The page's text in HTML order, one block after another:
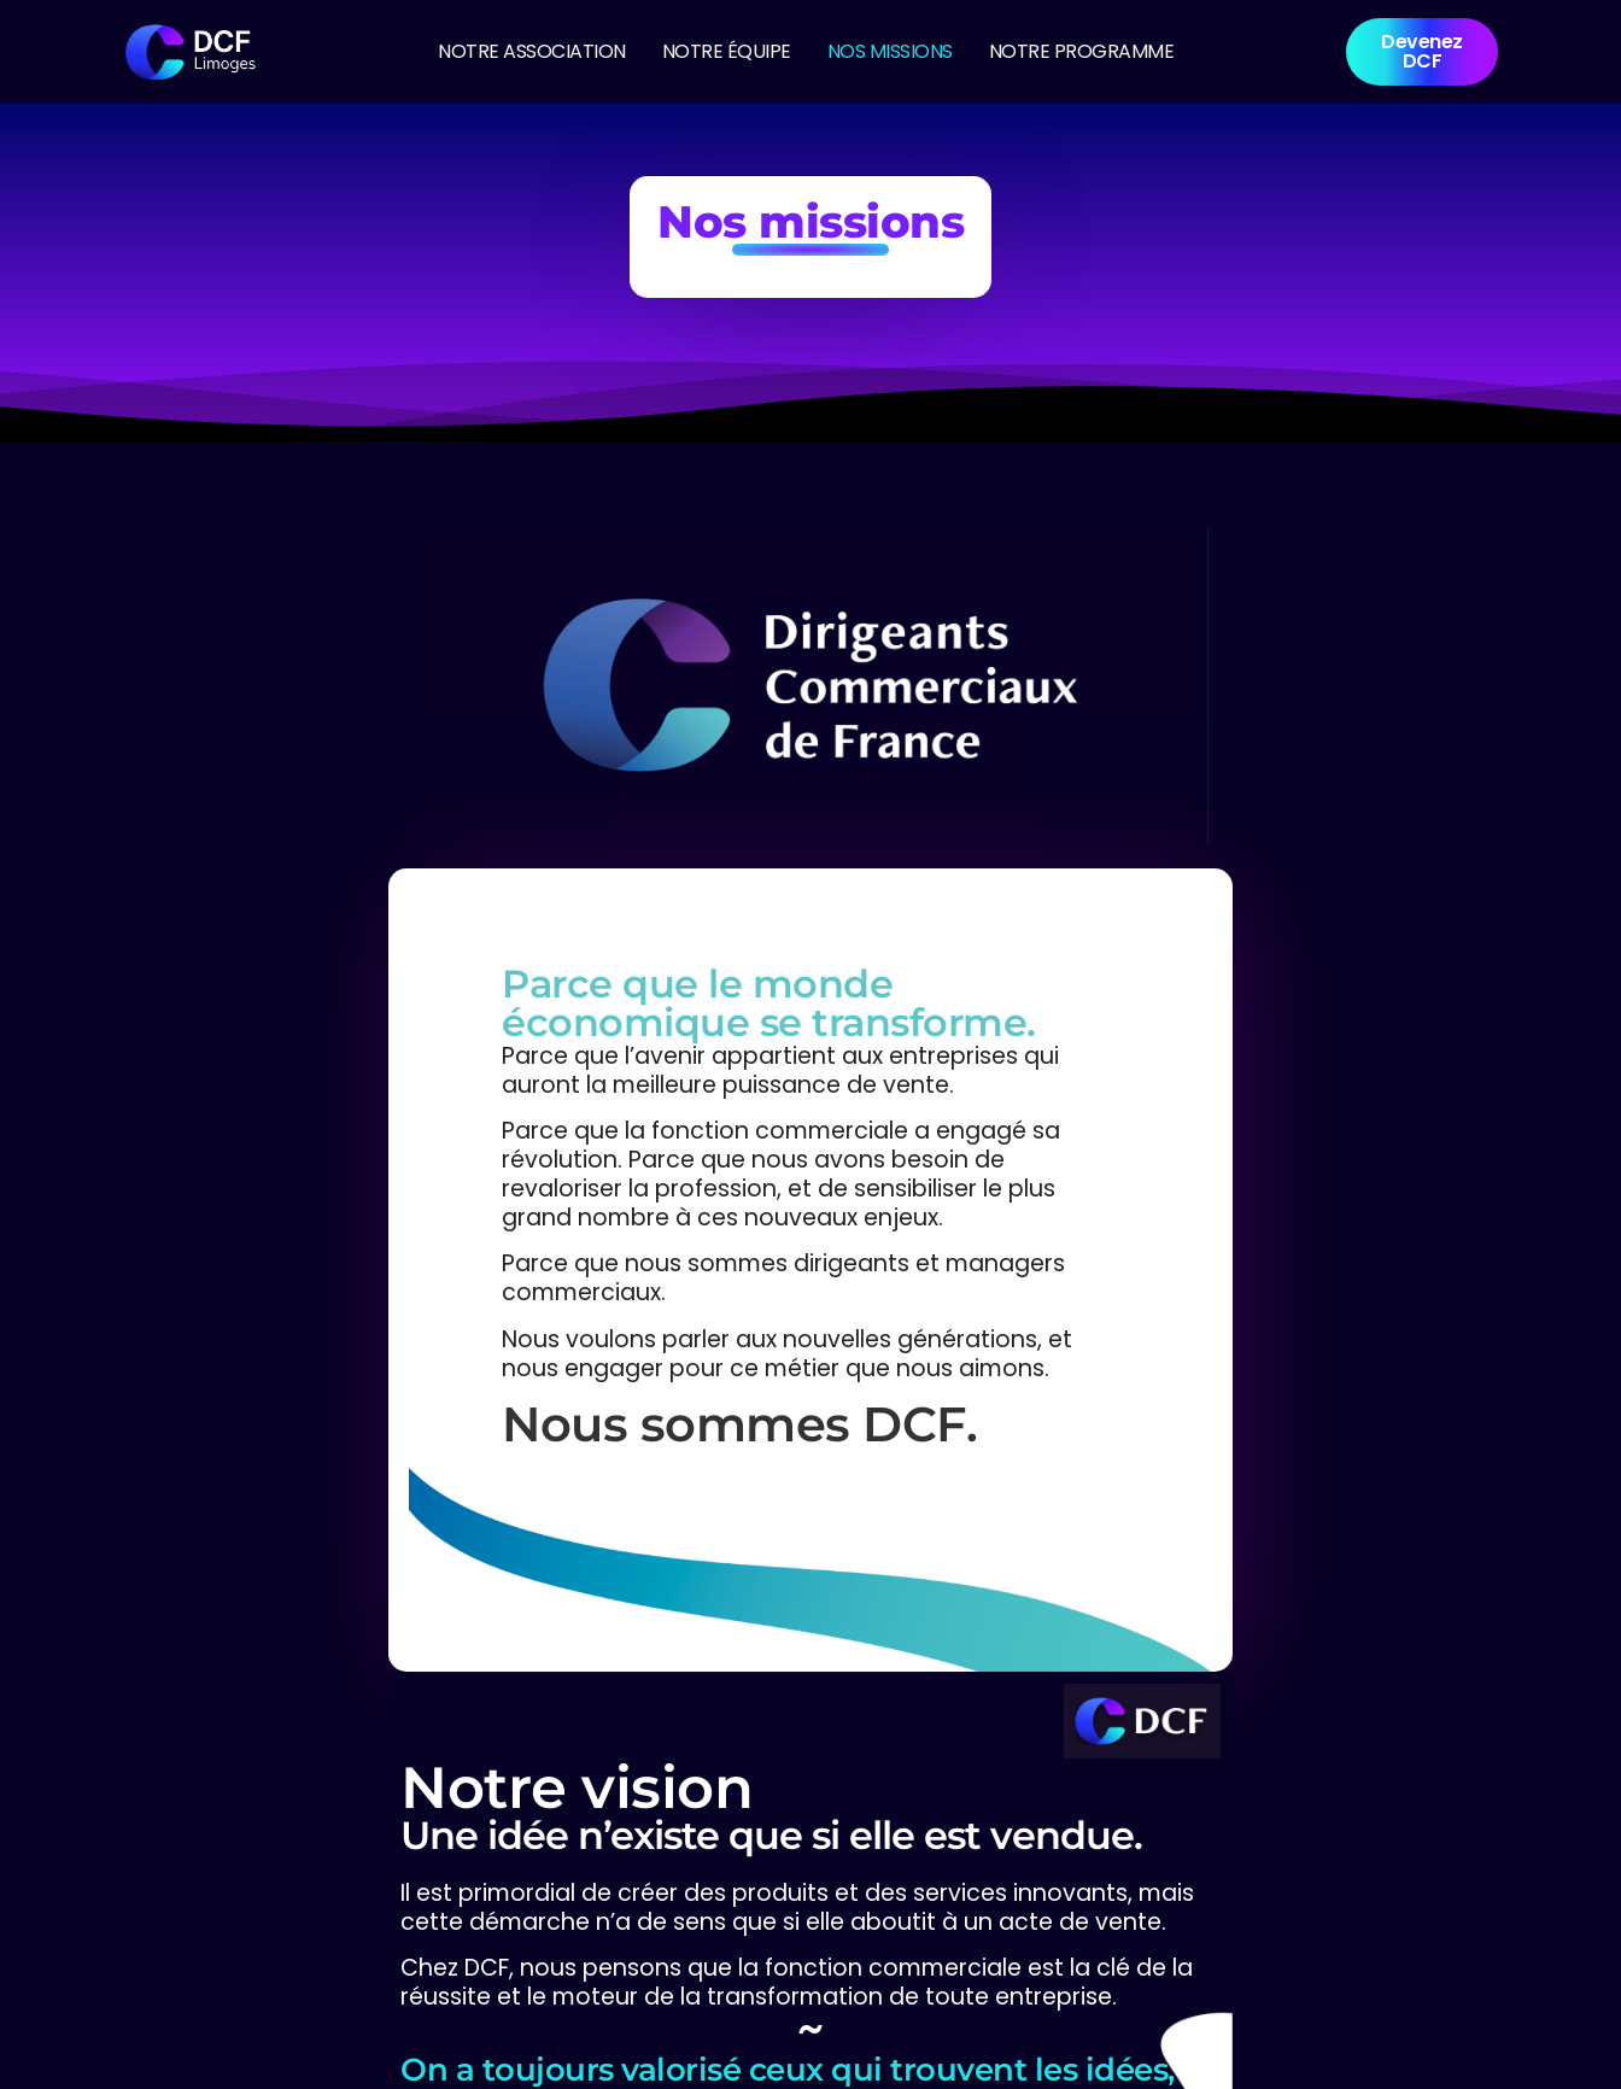
NOTRE ASSOCIATION NOTRE ÉQUIPE NOS MISSIONS NOTRE PROGRAMME Devenez
DCF
Nos missions
Parce que le monde
économique se transforme.
Parce que l’avenir appartient aux entreprises qui
auront la meilleure puissance de vente.
Parce que la fonction commerciale a engagé sa
révolution. Parce que nous avons besoin de
revaloriser la profession, et de sensibiliser le plus
grand nombre à ces nouveaux enjeux.
Parce que nous sommes dirigeants et managers
commerciaux.
Nous voulons parler aux nouvelles générations, et
nous engager pour ce métier que nous aimons.
Nous sommes DCF.
Notre vision
Une idée n’existe que si elle est vendue.
Il est primordial de créer des produits et des services innovants, mais
cette démarche n’a de sens que si elle aboutit à un acte de vente.
Chez DCF, nous pensons que la fonction commerciale est la clé de la
réussite et le moteur de la transformation de toute entreprise.
~
On a toujours valorisé ceux qui trouvent les idées,